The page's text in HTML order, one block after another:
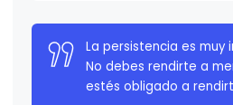
La persistencia es muy
No debes rendirte a
estés obligado a